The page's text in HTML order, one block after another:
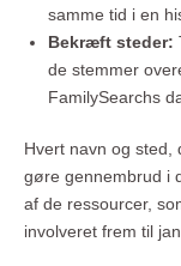
samme tid i en
Bekræft steder:
de stemmer
FamilySearchs
Hvert navn og
gøre gennembrud i
af de ressourcer,
involveret frem til